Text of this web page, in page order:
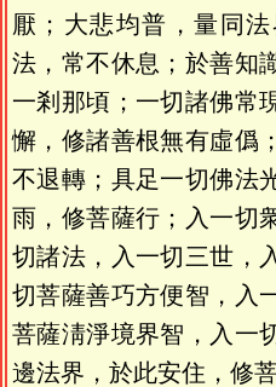
厭；大悲均普，量同
法，常不休息；於善知
一剎那頃；一切諸佛常
懈，修諸善根無有虛僞
不退轉；具足一切佛法
雨，修菩薩行；入一切
切諸法，入一切三世，
切菩薩善巧方便智，入
菩薩淸淨境界智，入一
邊法界，於此安住，修